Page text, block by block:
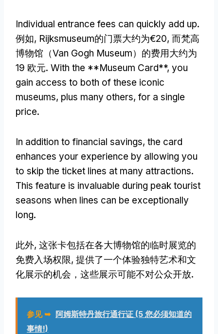
Individual entrance fees can quickly add up.
例如, Rijksmuseum的门票大约为€20, 而梵高
博物馆（Van Gogh Museum）的费用大约为
19 欧元. With the **Museum Card**, you
gain access to both of these iconic
museums, plus many others, for a single
price.
In addition to financial savings, the card
enhances your experience by allowing you
to skip the ticket lines at many attractions.
This feature is invaluable during peak tourist
seasons when lines can be exceptionally
long.
此外, 这张卡包括在各大博物馆的临时展览的
免费入场权限, 提供了一个体验独特艺术和文
化展示的机会，这些展示可能不对公众开放.
参见 ➥ 阿姆斯特丹旅行通行证 (5 您必须知道的
事情!)